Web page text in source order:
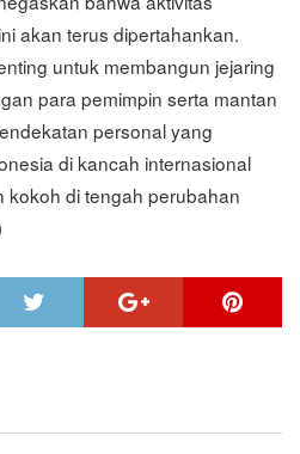
akan terus dipertahankan.
untuk membangun jejaring
para pemimpin serta mantan
personal yang
di kancah internasional
di tengah perubahan